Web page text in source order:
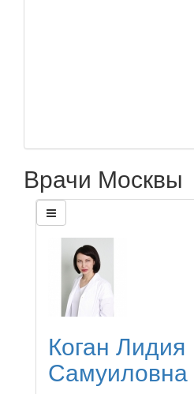
Врачи Москвы
Коган Лидия
Самуиловна